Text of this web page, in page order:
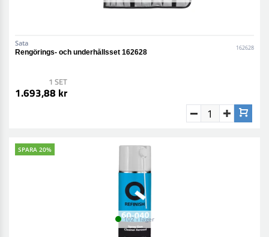
Sata
162628
Rengörings- och underhållsset 162628
1 SET
1.693,88 kr
SPARA 20%
102 i lager